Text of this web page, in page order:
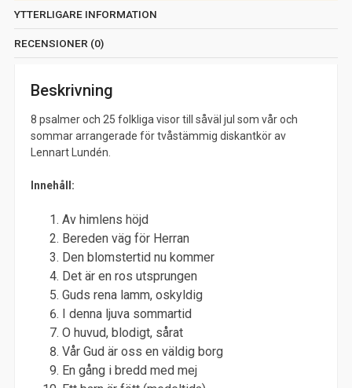
YTTERLIGARE INFORMATION
RECENSIONER (0)
Beskrivning
8 psalmer och 25 folkliga visor till såväl jul som vår och
sommar arrangerade för tvåstämmig diskantkör av
Lennart Lundén.
Innehåll:
Av himlens höjd
Bereden väg för Herran
Den blomstertid nu kommer
Det är en ros utsprungen
Guds rena lamm, oskyldig
I denna ljuva sommartid
O huvud, blodigt, sårat
Vår Gud är oss en väldig borg
En gång i bredd med mej